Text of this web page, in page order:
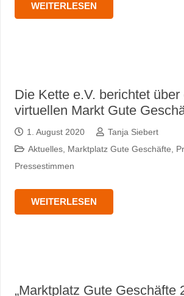
WEITERLESEN
Die Kette e.V. berichtet über
virtuellen Markt Gute
1. August 2020
Tanja Siebert
Aktuelles, Marktplatz Gute Geschäfte
Pressestimmen
WEITERLESEN
„Marktplatz Gute Geschäfte